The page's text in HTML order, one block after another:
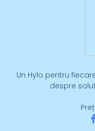
Un Hylo pentru
despre